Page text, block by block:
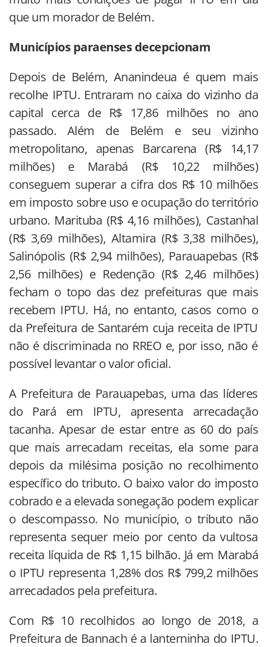
que um morador de Belém.
Municípios paraenses decepcionam
Depois de Belém, Ananindeua é quem mais
recolhe IPTU. Entraram no caixa do vizinho da
capital cerca de R$ 17,86 milhões no ano
passado. Além de Belém e seu vizinho
metropolitano, apenas Barcarena (R$ 14,17
milhões) e Marabá (R$ 10,22 milhões)
conseguem superar a cifra dos R$ 10 milhões
em imposto sobre uso e ocupação do território
urbano. Marituba (R$ 4,16 milhões), Castanhal
(R$ 3,69 milhões), Altamira (R$ 3,38 milhões),
Salinópolis (R$ 2,94 milhões), Parauapebas (R$
2,56 milhões) e Redenção (R$ 2,46 milhões)
fecham o topo das dez prefeituras que mais
recebem IPTU. Há, no entanto, casos como o
da Prefeitura de Santarém cuja receita de IPTU
não é discriminada no RREO e, por isso, não é
possível levantar o valor oficial.
A Prefeitura de Parauapebas, uma das líderes
do Pará em IPTU, apresenta arrecadação
tacanha. Apesar de estar entre as 60 do país
que mais arrecadam receitas, ela some para
depois da milésima posição no recolhimento
específico do tributo. O baixo valor do imposto
cobrado e a elevada sonegação podem explicar
o descompasso. No município, o tributo não
representa sequer meio por cento da vultosa
receita líquida de R$ 1,15 bilhão. Já em Marabá
o IPTU representa 1,28% dos R$ 799,2 milhões
arrecadados pela prefeitura.
Com R$ 10 recolhidos ao longo de 2018, a
Prefeitura de Bannach é a lanterninha do IPTU.